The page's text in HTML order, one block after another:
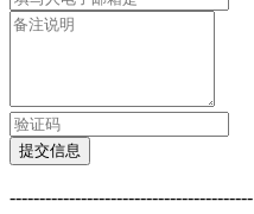
提交信息
-----------------------------------------